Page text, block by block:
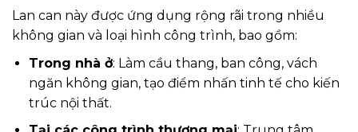
Lan can này được ứng dụng rộng rãi trong nhiều
không gian và loại hình công trình, bao gồm:
Trong nhà ở: Làm cầu thang, ban công, vách
ngăn không gian, tạo điểm nhấn tinh tế cho kiến
trúc nội thất.